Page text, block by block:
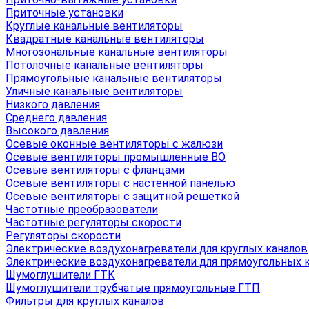
Приточные установки
Круглые канальные вентиляторы
Квадратные канальные вентиляторы
Многозональные канальные вентиляторы
Потолочные канальные вентиляторы
Прямоугольные канальные вентиляторы
Уличные канальные вентиляторы
Низкого давления
Среднего давления
Высокого давления
Осевые оконные вентиляторы с жалюзи
Осевые вентиляторы промышленные ВО
Осевые вентиляторы с фланцами
Осевые вентиляторы с настенной панелью
Осевые вентиляторы с защитной решеткой
Частотные преобразователи
Частотные регуляторы скорости
Регуляторы скорости
Электрические воздухонагреватели для круглых каналов
Электрические воздухонагреватели для прямоугольных
Шумоглушители ГТК
Шумоглушители трубчатые прямоугольные ГТП
Фильтры для круглых каналов